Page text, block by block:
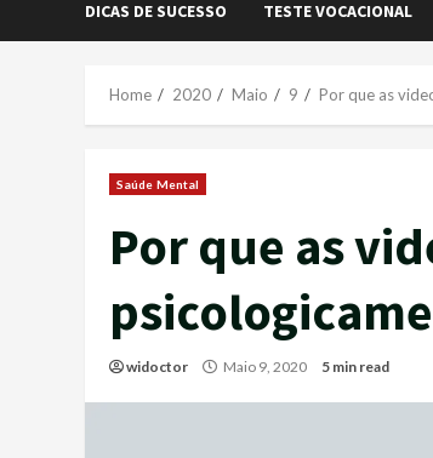
DICAS DE SUCESSO TESTE VOCACIONAL
Home 2020 Maio 9 Por que as
Saúde Mental
Por que as
widoctor Maio 9, 2020 5 min read